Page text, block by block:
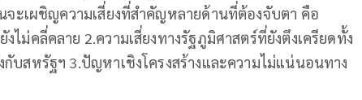
จะเผชิญความเสี่ยงที่สำคัญหลายด้านที่ต้องจับตา คือ
ม่คลี่คลาย 2.ความเสี่ยงทางรัฐภูมิศาสตร์ที่ยังตึงเครียดทั้ง
บสหรัฐฯ 3.ปัญหาเชิงโครงสร้างและความไม่แน่นอนทาง